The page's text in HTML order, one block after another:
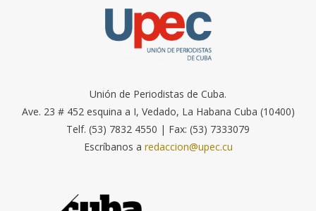
Unión de Periodistas de Cuba.
Ave. 23 # 452 esquina a I, Vedado, La Habana Cuba (10400)
Telf. (53) 7832 4550 | Fax: (53) 7333079
Escríbanos a redaccion@upec.cu